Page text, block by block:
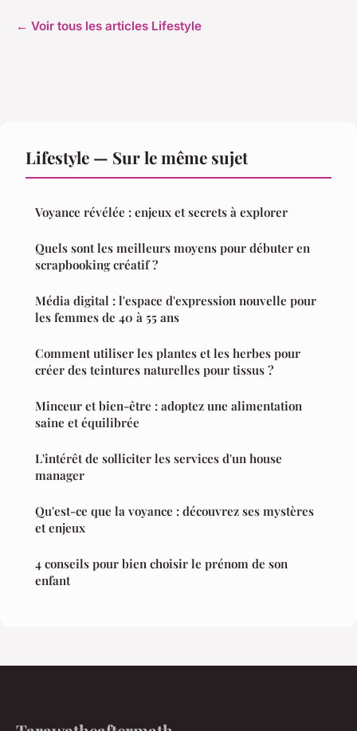
← Voir tous les articles Lifestyle
Lifestyle — Sur le même sujet
Voyance révélée : enjeux et secrets à explorer
Quels sont les meilleurs moyens pour débuter en
scrapbooking créatif ?
Média digital : l'espace d'expression nouvelle pour
les femmes de 40 à 55 ans
Comment utiliser les plantes et les herbes pour
créer des teintures naturelles pour tissus ?
Minceur et bien-être : adoptez une alimentation
saine et équilibrée
L'intérêt de solliciter les services d'un house
manager
Qu'est-ce que la voyance : découvrez ses mystères
et enjeux
4 conseils pour bien choisir le prénom de son
enfant